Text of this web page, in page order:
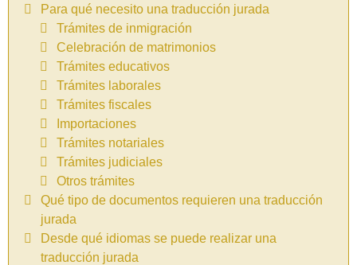
Para qué necesito una traducción jurada
Trámites de inmigración
Celebración de matrimonios
Trámites educativos
Trámites laborales
Trámites fiscales
Importaciones
Trámites notariales
Trámites judiciales
Otros trámites
Qué tipo de documentos requieren una traducción
jurada
Desde qué idiomas se puede realizar una
traducción jurada